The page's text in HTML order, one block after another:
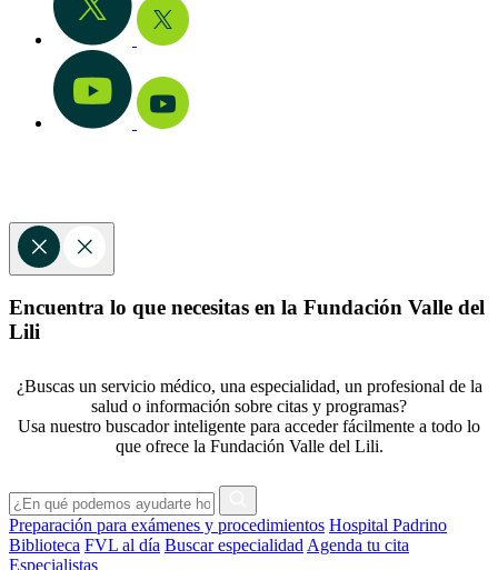
Encuentra lo que necesitas en la Fundación Valle del
Lili
¿Buscas un servicio médico, una especialidad, un profesional de la
salud o información sobre citas y programas?
Usa nuestro buscador inteligente para acceder fácilmente a todo lo
que ofrece la Fundación Valle del Lili.
Preparación para exámenes y procedimientos Hospital Padrino
Biblioteca FVL al día Buscar especialidad Agenda tu cita
Especialistas